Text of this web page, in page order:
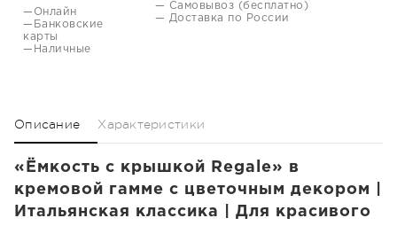
—Онлайн
—Банковские
карты
—Наличные
— Самовывоз (бесплатно)
— Доставка по России
Описание Характеристики
«Ёмкость с крышкой Regale» в
кремовой гамме с цветочным декором |
Итальянская классика | Для красивого